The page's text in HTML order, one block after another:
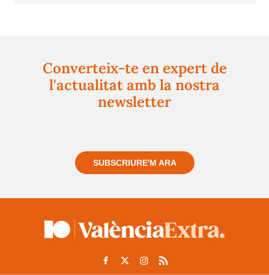
Converteix-te en expert de
l'actualitat amb la nostra
newsletter
SUBSCRIURE'M ARA